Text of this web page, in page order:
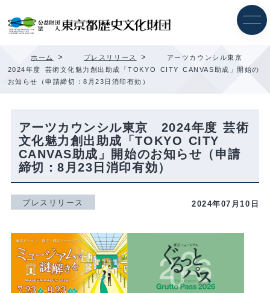
ッ
ホーム > プレスリリース >
アーツカウンシル東京
2024年度 芸術文化魅力創出助成「TOKYO CITY CANVAS助成」開始の
お知らせ（申請締切：8月23日消印有効）
アーツカウンシル東京 2024年度 芸術
文化魅力創出助成「TOKYO CITY
CANVAS助成」開始のお知らせ（申請
締切：8月23日消印有効）
プレスリリース 2024年07月10日